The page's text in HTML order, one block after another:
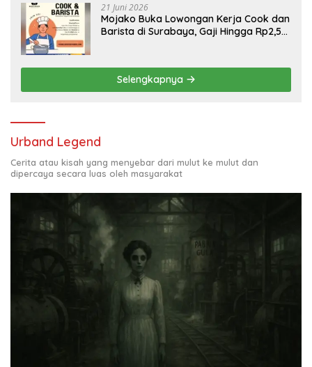
21 Juni 2026
Mojako Buka Lowongan Kerja Cook dan
Barista di Surabaya, Gaji Hingga Rp2,5
Selengkapnya
Urband Legend
Cerita atau kisah yang menyebar dari mulut ke mulut dan
dipercaya secara luas oleh masyarakat